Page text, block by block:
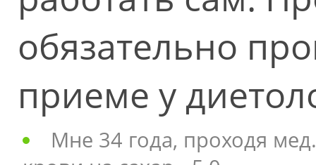
обязательно
приеме у
Мне 34 года, проходя